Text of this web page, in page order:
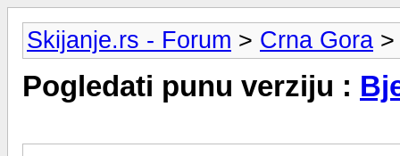
Skijanje.rs - Forum > Crna Gora
Pogledati punu verziju :